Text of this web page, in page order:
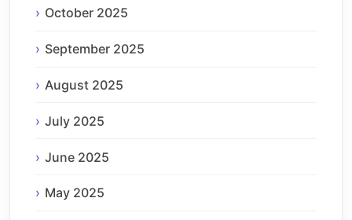
October 2025
September 2025
August 2025
July 2025
June 2025
May 2025